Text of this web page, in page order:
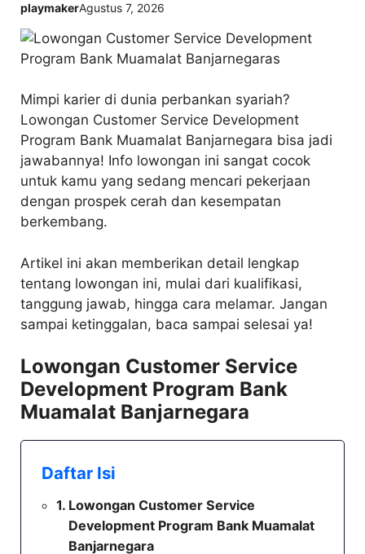
playmakerAgustus 7, 2026
Mimpi karier di dunia perbankan syariah?
Lowongan Customer Service Development
Program Bank Muamalat Banjarnegara bisa jadi
jawabannya! Info lowongan ini sangat cocok
untuk kamu yang sedang mencari pekerjaan
dengan prospek cerah dan kesempatan
berkembang.
Artikel ini akan memberikan detail lengkap
tentang lowongan ini, mulai dari kualifikasi,
tanggung jawab, hingga cara melamar. Jangan
sampai ketinggalan, baca sampai selesai ya!
Lowongan Customer Service
Development Program Bank
Muamalat Banjarnegara
Daftar Isi
Lowongan Customer Service
Development Program Bank Muamalat
Banjarnegara